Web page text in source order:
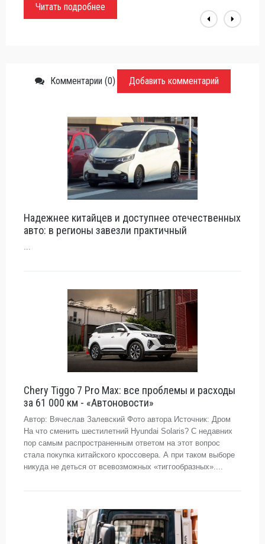
Читать подробнее
Комментарии (0) Добавить комментарий
Надежнее китайцев и доступнее отечественных
авто: в регионы завезли практичный
Chery Tiggo 7 Pro Max: все проблемы и расходы
за 61 000 км - «Автоновости»
Автор: Вячеслав Залевский Фото автора Источник: Дром
На что сменить шестилетний Hyundai Solaris? С недавних
пор самым распространенным ответом на этот вопрос
стала покупка китайского кроссовера. А при таком выборе
никуда не деться от всевозможных «тиггообразных»....